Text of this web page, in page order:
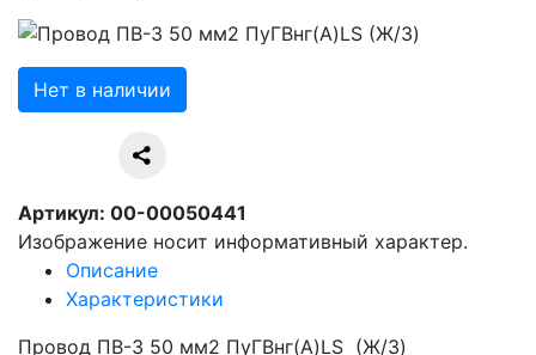
Нет в наличии
Артикул: 00-00050441
Изображение носит информативный характер.
Описание
Характеристики
Провод ПВ-3 50 мм2 ПуГВнг(А)LS (Ж/З)